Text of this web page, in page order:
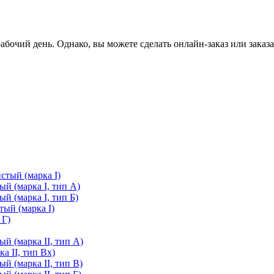
день. Однако, вы можете сделать онлайн-заказ или
(марка I)
(марка I, тип А)
(марка I, тип Б)
(марка I)
Г)
(марка II, тип А)
II, тип Вх)
(марка II, тип В)